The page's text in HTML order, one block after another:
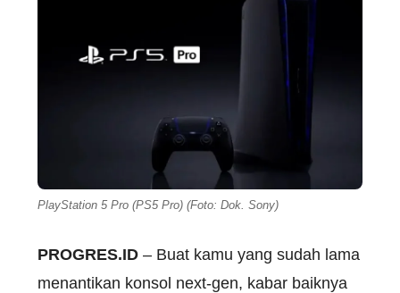
PlayStation 5 Pro (PS5 Pro) (Foto: Dok. Sony)
PROGRES.ID – Buat kamu yang sudah lama
menantikan konsol next-gen, kabar baiknya